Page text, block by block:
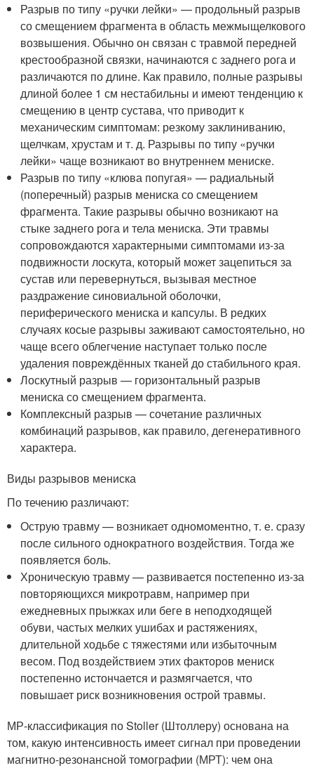
Разрыв по типу «ручки лейки» — продольный разрыв
со смещением фрагмента в область межмыщелкового
возвышения. Обычно он связан с травмой передней
крестообразной связки, начинаются с заднего рога и
различаются по длине. Как правило, полные разрывы
длиной более 1 см нестабильны и имеют тенденцию к
смещению в центр сустава, что приводит к
механическим симптомам: резкому заклиниванию,
щелчкам, хрустам и т. д. Разрывы по типу «ручки
лейки» чаще возникают во внутреннем мениске.
Разрыв по типу «клюва попугая» — радиальный
(поперечный) разрыв мениска со смещением
фрагмента. Такие разрывы обычно возникают на
стыке заднего рога и тела мениска. Эти травмы
сопровождаются характерными симптомами из-за
подвижности лоскута, который может зацепиться за
сустав или перевернуться, вызывая местное
раздражение синовиальной оболочки,
периферического мениска и капсулы. В редких
случаях косые разрывы заживают самостоятельно, но
чаще всего облегчение наступает только после
удаления повреждённых тканей до стабильного края.
Лоскутный разрыв — горизонтальный разрыв
мениска со смещением фрагмента.
Комплексный разрыв — сочетание различных
комбинаций разрывов, как правило, дегенеративного
характера.
Виды разрывов мениска
По течению различают:
Острую травму — возникает одномоментно, т. е. сразу
после сильного однократного воздействия. Тогда же
появляется боль.
Хроническую травму — развивается постепенно из-за
повторяющихся микротравм, например при
ежедневных прыжках или беге в неподходящей
обуви, частых мелких ушибах и растяжениях,
длительной ходьбе с тяжестями или избыточным
весом. Под воздействием этих факторов мениск
постепенно истончается и размягчается, что
повышает риск возникновения острой травмы.
МР-классификация по Stoller (Штоллеру) основана на
том, какую интенсивность имеет сигнал при проведении
магнитно-резонансной томографии (МРТ): чем она